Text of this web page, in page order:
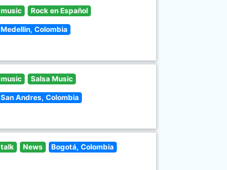
music Rock en Español
Medellin, Colombia
music Salsa Music
San Andres, Colombia
talk News Bogotá, Colombia